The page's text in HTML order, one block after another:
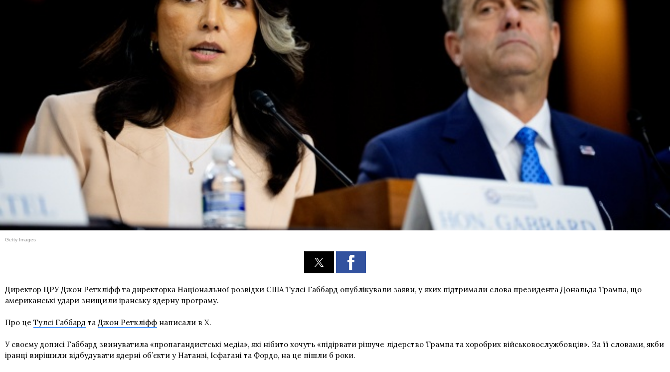
Getty Images
Директор ЦРУ Джон Реткліфф та директорка Національної розвідки США Тулсі Габбард опублікували заяви, у яких підтримали слова президента Дональда Трампа, що
американські удари знищили іранську ядерну програму.
Про це Тулсі Габбард та Джон Реткліфф написали в X.
У своєму дописі Габбард звинуватила «пропагандистські медіа», які нібито хочуть «підірвати рішуче лідерство Трампа та хоробрих військовослужбовців». За її словами, якби
іранці вирішили відбудувати ядерні об’єкти у Натанзі, Ісфагані та Фордо, на це пішли б роки.